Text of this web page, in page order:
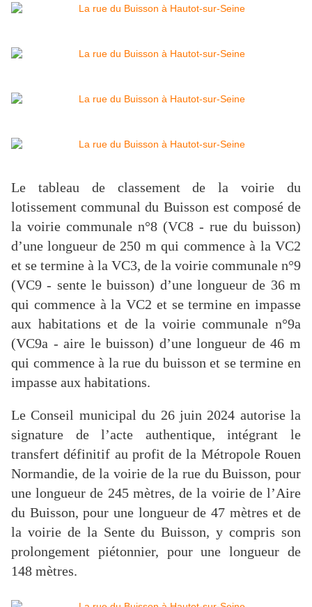
Le tableau de classement de la voirie du
lotissement communal du Buisson est composé de
la voirie communale n°8 (VC8 - rue du buisson)
d’une longueur de 250 m qui commence à la VC2
et se termine à la VC3, de la voirie communale n°9
(VC9 - sente le buisson) d’une longueur de 36 m
qui commence à la VC2 et se termine en impasse
aux habitations et de la voirie communale n°9a
(VC9a - aire le buisson) d’une longueur de 46 m
qui commence à la rue du buisson et se termine en
impasse aux habitations.
Le Conseil municipal du 26 juin 2024 autorise la
signature de l’acte authentique, intégrant le
transfert définitif au profit de la Métropole Rouen
Normandie, de la voirie de la rue du Buisson, pour
une longueur de 245 mètres, de la voirie de l’Aire
du Buisson, pour une longueur de 47 mètres et de
la voirie de la Sente du Buisson, y compris son
prolongement piétonnier, pour une longueur de
148 mètres.